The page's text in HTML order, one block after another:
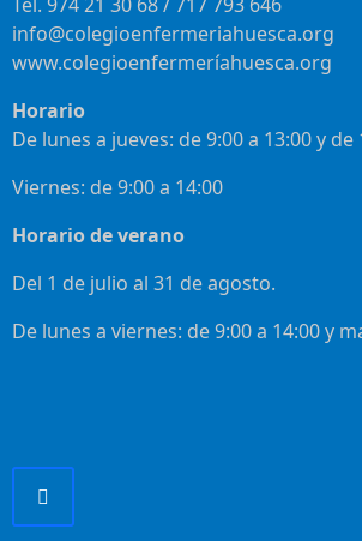
info@colegioenfermeriahuesca.org
www.colegioenfermeríahuesca.org
Horario
De lunes a jueves: de 9:00 a 13:00 y de
Viernes: de 9:00 a 14:00
Horario de verano
Del 1 de julio al 31 de agosto.
De lunes a viernes: de 9:00 a 14:00 y